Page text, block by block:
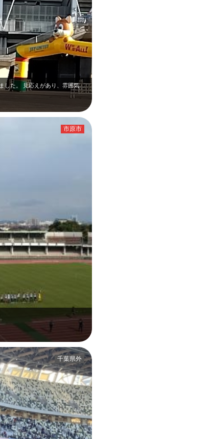
した。 見応えがあり、雰囲気…
市原市
千葉県外